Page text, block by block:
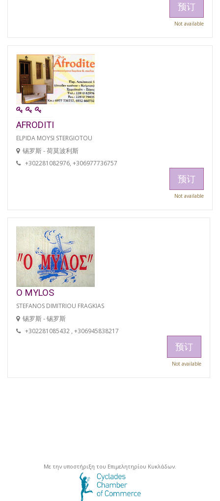
预订
Not available
AFRODITI
ELPIDA MOYSI STERGIOTOU
锡罗斯 - 荷莫波利斯
+302281082976, +306977736757
预订
Not available
O MYLOS
STEFANOS DIMITRIOU FRAGKIAS
锡罗斯 - 锡罗斯
+302281085432 , +306945838217
预订
Not available
Με την υποστήριξη του Επιμελητηρίου Κυκλάδων.